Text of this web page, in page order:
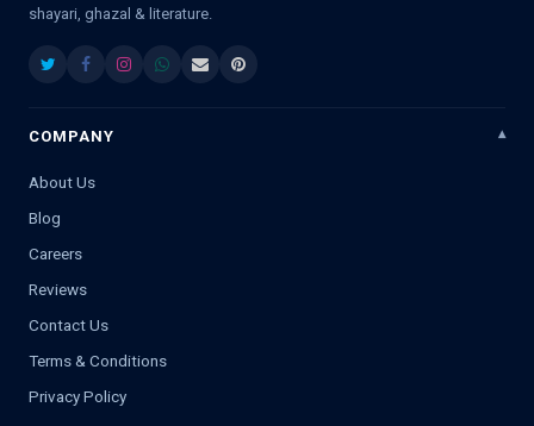
shayari, ghazal & literature.
COMPANY
About Us
Blog
Careers
Reviews
Contact Us
Terms & Conditions
Privacy Policy